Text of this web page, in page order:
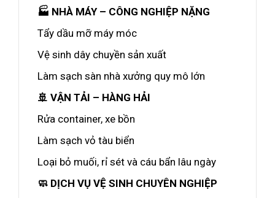
🏭 NHÀ MÁY – CÔNG NGHIỆP NẶNG
Tẩy dầu mỡ máy móc
Vệ sinh dây chuyền sản xuất
Làm sạch sàn nhà xưởng quy mô lớn
🚢 VẬN TẢI – HÀNG HẢI
Rửa container, xe bồn
Làm sạch vỏ tàu biển
Loại bỏ muối, rỉ sét và cáu bẩn lâu ngày
🧼 DỊCH VỤ VỆ SINH CHUYÊN NGHIỆP